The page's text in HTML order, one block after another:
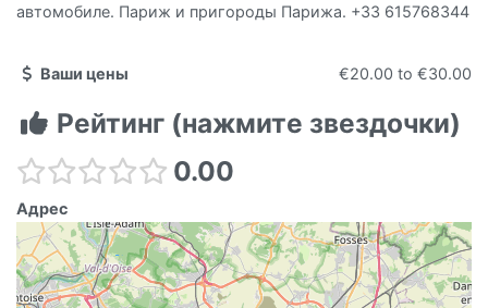
автомобиле. Париж и пригороды Парижа. +33 615768344
Ваши цены €20.00 to €30.00
Рейтинг (нажмите звездочки)
0.00
Адрес